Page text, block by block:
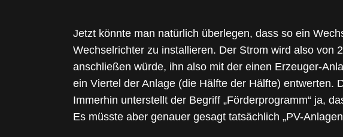
Jetzt könnte man natürlich überlegen, dass so ein
Wechselrichter zu installieren. Der Strom wird also von
anschließen würde, ihn also mit der einen Erzeuger-
ein Viertel der Anlage (die Hälfte der Hälfte) entwerten.
Immerhin unterstellt der Begriff „Förderprogramm“ ja,
Es müsste aber genauer gesagt tatsächlich „PV-